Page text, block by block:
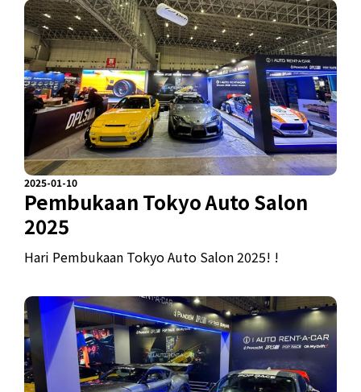
2025-01-10
Pembukaan Tokyo Auto Salon
2025
Hari Pembukaan Tokyo Auto Salon 2025! !